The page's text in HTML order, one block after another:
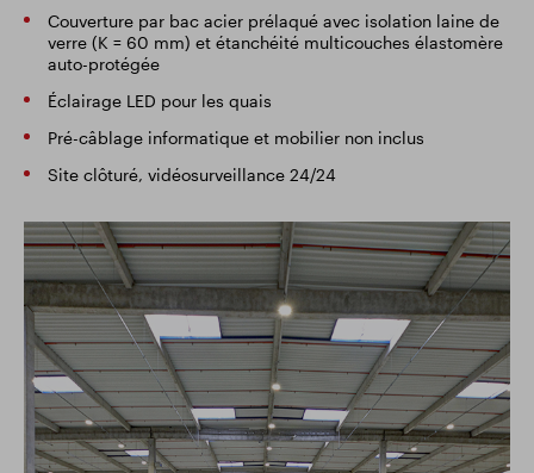
Couverture par bac acier prélaqué avec isolation laine de
verre (K = 60 mm) et étanchéité multicouches élastomère
auto-protégée
Éclairage LED pour les quais
Pré-câblage informatique et mobilier non inclus
Site clôturé, vidéosurveillance 24/24